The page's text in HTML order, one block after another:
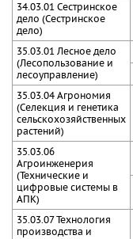
34.03.01 Сестринское
дело (Сестринское
дело)
35.03.01 Лесное дело
(Лесопользование и
лесоуправление)
35.03.04 Агрономия
(Селекция и генетика
сельскохозяйственных
растений)
35.03.06
Агроинженерия
(Технические и
цифровые системы в
АПК)
35.03.07 Технология
производства и